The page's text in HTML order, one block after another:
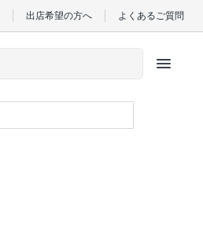
出店希望の方へ よくあるご質問
menu